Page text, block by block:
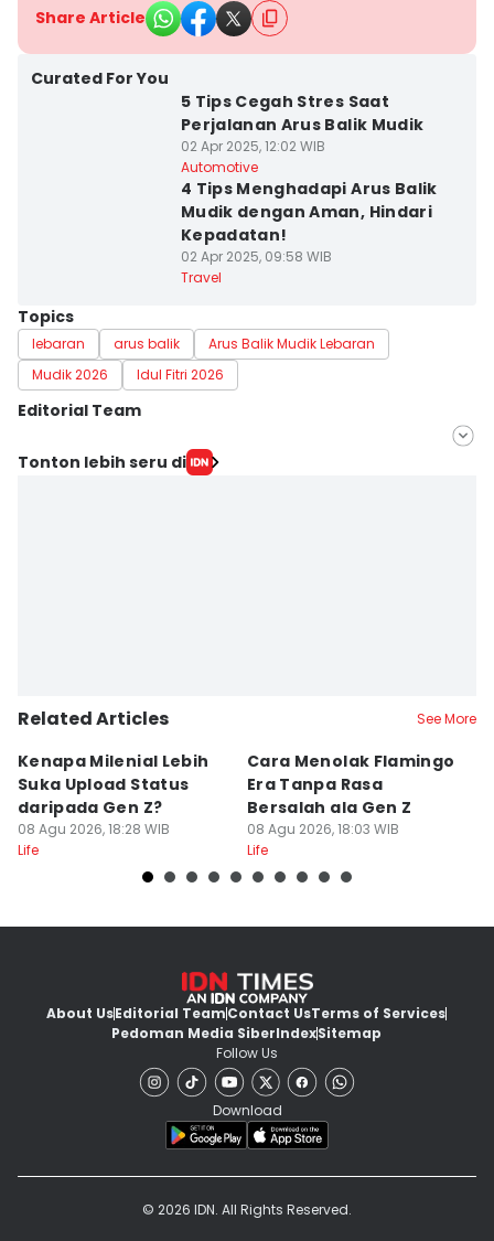
Share Article
Curated For You
5 Tips Cegah Stres Saat
Perjalanan Arus Balik Mudik
02 Apr 2025, 12:02 WIB
Automotive
4 Tips Menghadapi Arus Balik
Mudik dengan Aman, Hindari
Kepadatan!
02 Apr 2025, 09:58 WIB
Travel
Topics
lebaran arus balik
Arus Balik Mudik Lebaran
Mudik 2026
Idul Fitri 2026
Editorial Team
Editor
Tonton lebih seru di
Related Articles See More
Kenapa Milenial Lebih
Suka Upload Status
daripada Gen Z?
08 Agu 2026, 18:28 WIB
Life
Cara Menolak Flamingo
Era Tanpa Rasa
Bersalah ala Gen Z
08 Agu 2026, 18:03 WIB
Life
About UsEditorial TeamContact UsTerms of Services
Pedoman Media SiberIndexSitemap
Follow Us
Download
© 2026 IDN. All Rights Reserved.